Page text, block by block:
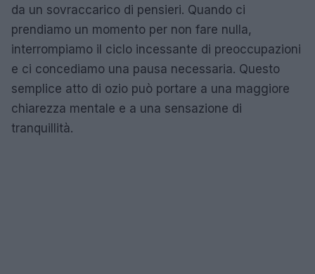
da un sovraccarico di pensieri. Quando ci
prendiamo un momento per non fare nulla,
interrompiamo il ciclo incessante di preoccupazioni
e ci concediamo una pausa necessaria. Questo
semplice atto di ozio può portare a una maggiore
chiarezza mentale e a una sensazione di
tranquillità.